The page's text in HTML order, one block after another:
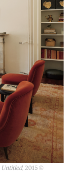
Untitled, 2015 ©